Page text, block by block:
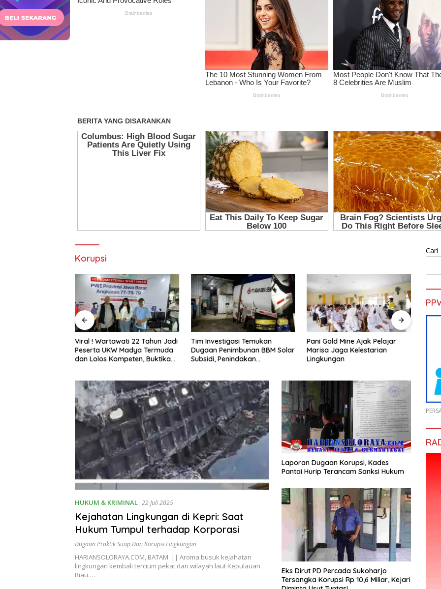
Korupsi
Tim Investigasi Temukan
Dugaan Penimbunan BBM Solar
Subsidi, Penindakan
Pani Gold Mine Ajak Pelajar
Marisa Jaga Kelestarian
Lingkungan
H. Muhammad Faizal :
Pembinaan Politik Penting
untuk Menciptakan Kompetisi
HUKUM & KRIMINAL 22 Juli 2025
Kejahatan Lingkungan di Kepri: Saat
Hukum Tumpul terhadap Korporasi
Dugaan Praktik Suap Dan Korupsi Lingkungan
HARIANSOLORAYA.COM, BATAM || Aroma busuk kejahatan
lingkungan kembali tercium pekat dari wilayah laut Kepulauan
Riau….
Laporan Dugaan Korupsi, Kades
Pantai Hurip Terancam Sanksi Hukum
Eks Dirut PD Percada Sukoharjo
Tersangka Korupsi Rp 10,6 Miliar, Kejari
Cari